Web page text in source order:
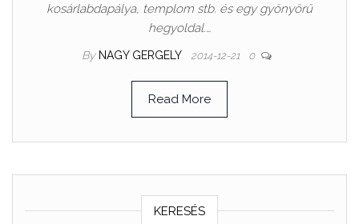
kosárlabdapálya, templom stb. és egy gyönyörű
hegyoldal.…
By NAGY GERGELY 2014-12-21 0
Read More
KERESÉS